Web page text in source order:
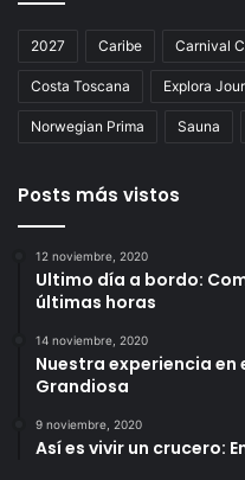
2027 Caribe Carnival
Costa Toscana Explora
Norwegian Prima Sauna
Posts más vistos
12 noviembre, 2020
Ultimo día a bordo:
últimas horas
14 noviembre, 2020
Nuestra experiencia en
Grandiosa
9 noviembre, 2020
Así es vivir un crucero: